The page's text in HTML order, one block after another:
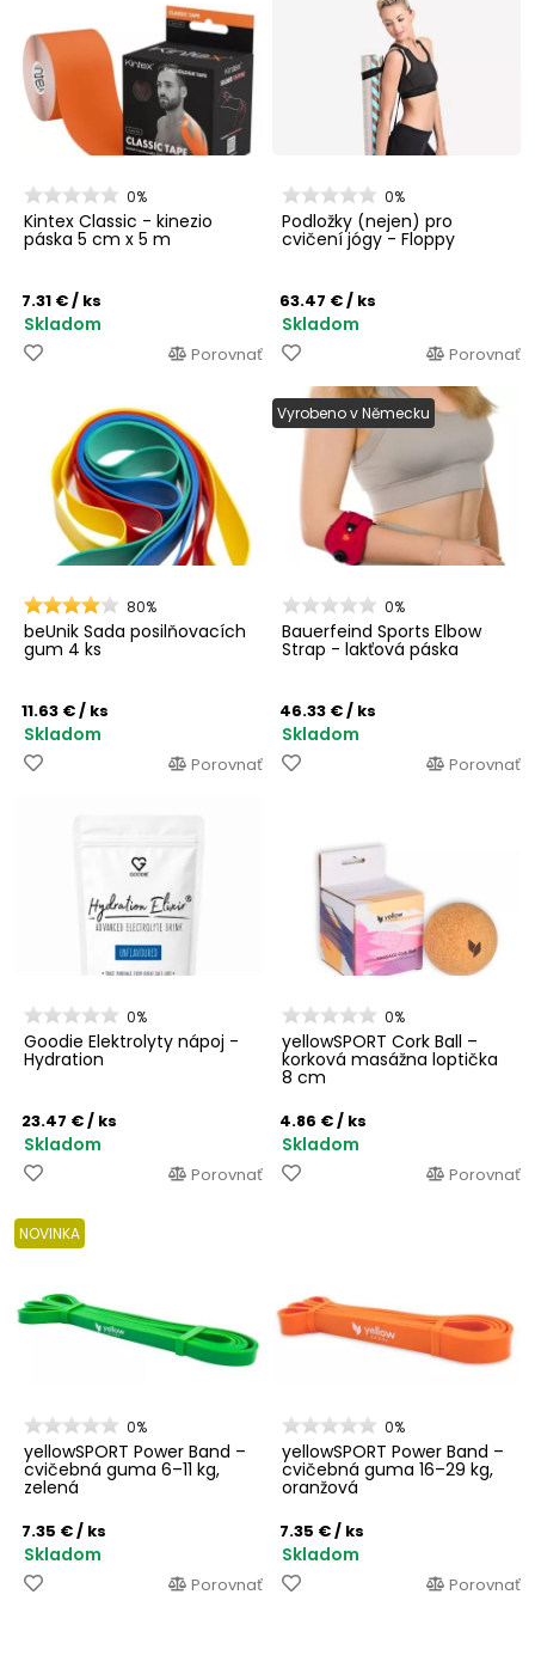
0%
Kintex Classic - kinezio
páska 5 cm x 5 m
7.31 €/ ks
Skladom
Porovnať
0%
Podložky (nejen) pro
cvičení jógy - Floppy
63.47 €/ ks
Skladom
Porovnať
80%
beUnik Sada posilňovacích
gum 4 ks
11.63 €/ ks
Skladom
Porovnať
Vyrobeno v Německu
0%
Bauerfeind Sports Elbow
Strap - lakťová páska
46.33 €/ ks
Skladom
Porovnať
0%
Goodie Elektrolyty nápoj -
Hydration
23.47 €/ ks
Skladom
Porovnať
0%
yellowSPORT Cork Ball –
korková masážna loptička
8 cm
4.86 €/ ks
Skladom
Porovnať
NOVINKA
0%
yellowSPORT Power Band –
cvičebná guma 6–11 kg,
zelená
7.35 €/ ks
Skladom
Porovnať
0%
yellowSPORT Power Band –
cvičebná guma 16–29 kg,
oranžová
7.35 €/ ks
Skladom
Porovnať